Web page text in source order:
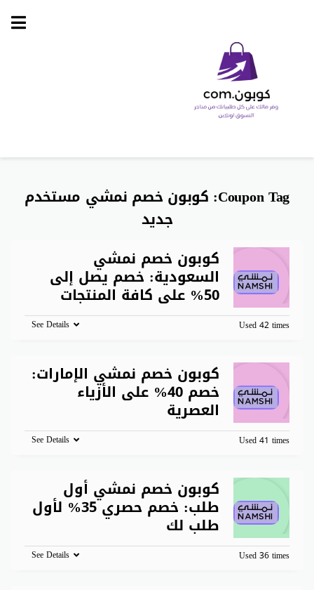
Skip
Coupon Tag: كوبون خصم نمشي مستخدم
جديد
كوبون خصم نمشي
السعودية: خصم يصل إلى
50% على كافة المنتجات
Used 42 times
See Details
كوبون خصم نمشي الإمارات:
خصم 40% على الأزياء
العصرية
Used 41 times
See Details
كوبون خصم نمشي أول
طلب: خصم حصري 35% لأول
طلب لك
Used 36 times
See Details